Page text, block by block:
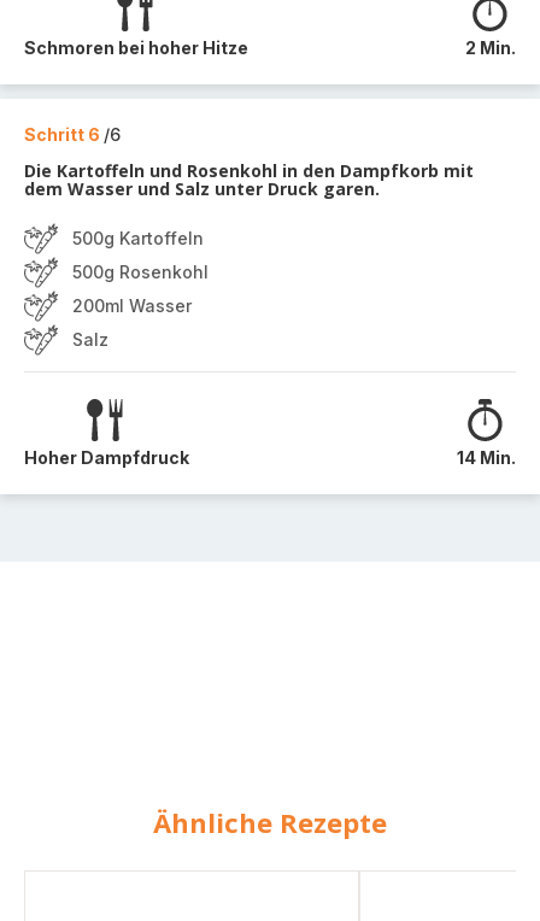
Schmoren bei hoher Hitze 2 Min.
Schritt 6 /6
Die Kartoffeln und Rosenkohl in den Dampfkorb mit
dem Wasser und Salz unter Druck garen.
500g Kartoffeln
500g Rosenkohl
200ml Wasser
Salz
Hoher Dampfdruck 14 Min.
Ähnliche Rezepte